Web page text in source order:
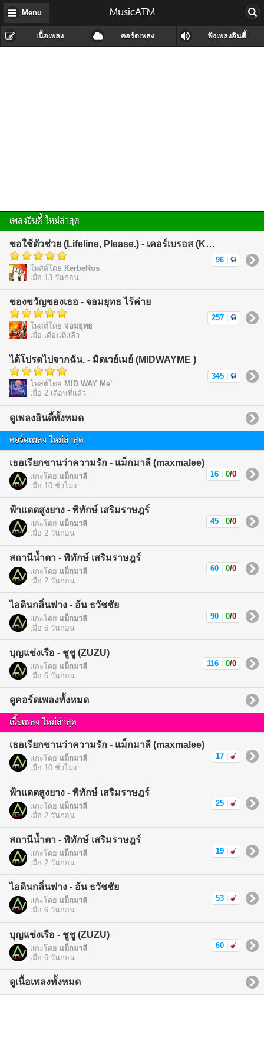
Menu MusicATM
เนื้อเพลง คอร์ดเพลง ฟังเพลงอินดี้
เพลงอินดี้ ใหม่ล่าสุด
ขอใช้ตัวช่วย (Lifeline, Please.) - เคอร์เบรอส (KerBeRos)
โพสต์โดย KerbeRos
เมื่อ 13 วันก่อน
96
ของขวัญของเธอ - จอมยุทธ ไร้ค่าย
โพสต์โดย จอมยุทธ
เมื่อ เดือนที่แล้ว
257
ได้โปรดไปจากฉัน. - มิดเวย์เมย์ (MIDWAYME )
โพสต์โดย MID WAY Me'
เมื่อ 2 เดือนที่แล้ว
345
ดูเพลงอินดี้ทั้งหมด
คอร์ดเพลง ใหม่ล่าสุด
เธอเรียกขานว่าความรัก - แม็กมาลี (maxmalee)
แกะโดย แม็กมาลี
เมื่อ 10 ชั่วโมง
16 0/0
ฟ้าแดดสูงยาง - พิทักษ์ เสริมราษฎร์
แกะโดย แม็กมาลี
เมื่อ 2 วันก่อน
45 0/0
สถานีน้ำตา - พิทักษ์ เสริมราษฎร์
แกะโดย แม็กมาลี
เมื่อ 2 วันก่อน
60 0/0
ไอดินกลิ่นฟาง - อ้น ธวัชชัย
แกะโดย แม็กมาลี
เมื่อ 6 วันก่อน
90 0/0
บุญแข่งเรือ - ชูชู (ZUZU)
แกะโดย แม็กมาลี
เมื่อ 6 วันก่อน
116 0/0
ดูคอร์ดเพลงทั้งหมด
เนื้อเพลง ใหม่ล่าสุด
เธอเรียกขานว่าความรัก - แม็กมาลี (maxmalee)
แกะโดย แม็กมาลี
เมื่อ 10 ชั่วโมง
17
ฟ้าแดดสูงยาง - พิทักษ์ เสริมราษฎร์
แกะโดย แม็กมาลี
เมื่อ 2 วันก่อน
25
สถานีน้ำตา - พิทักษ์ เสริมราษฎร์
แกะโดย แม็กมาลี
เมื่อ 2 วันก่อน
19
ไอดินกลิ่นฟาง - อ้น ธวัชชัย
แกะโดย แม็กมาลี
เมื่อ 6 วันก่อน
53
บุญแข่งเรือ - ชูชู (ZUZU)
แกะโดย แม็กมาลี
เมื่อ 6 วันก่อน
60
ดูเนื้อเพลงทั้งหมด